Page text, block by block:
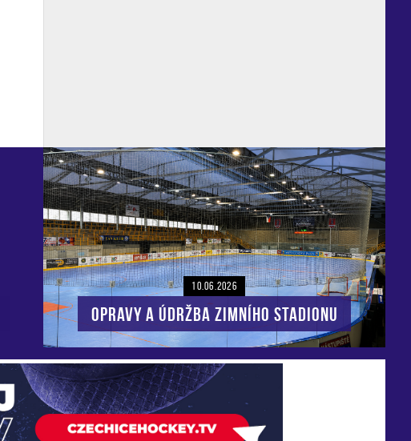
10.06.2026
Opravy a údržba zimního stadionu